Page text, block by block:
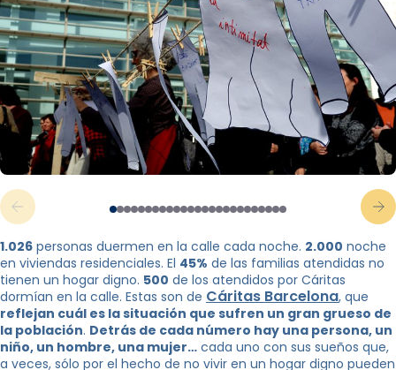
1.026 personas duermen en la calle cada noche. 2.000 noche
en viviendas residenciales. El 45% de las familias atendidas no
tienen un hogar digno. 500 de los atendidos por Cáritas
dormían en la calle. Estas son de Cáritas Barcelona, ​​que
reflejan cuál es la situación que sufren un gran grueso de
la población. Detrás de cada número hay una persona, un
niño, un hombre, una mujer… cada uno con sus sueños que,
a veces, sólo por el hecho de no vivir en un hogar digno pueden